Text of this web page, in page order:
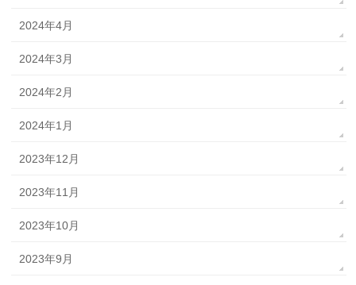
2024年4月
2024年3月
2024年2月
2024年1月
2023年12月
2023年11月
2023年10月
2023年9月